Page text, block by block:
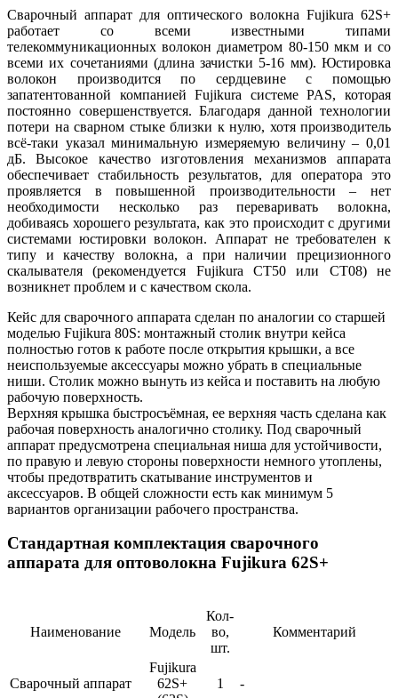
Сварочный аппарат для оптического волокна Fujikura 62S+
работает со всеми известными типами
телекоммуникационных волокон диаметром 80-150 мкм и со
всеми их сочетаниями (длина зачистки 5-16 мм). Юстировка
волокон производится по сердцевине с помощью
запатентованной компанией Fujikura системе PAS, которая
постоянно совершенствуется. Благодаря данной технологии
потери на сварном стыке близки к нулю, хотя производитель
всё-таки указал минимальную измеряемую величину – 0,01
дБ. Высокое качество изготовления механизмов аппарата
обеспечивает стабильность результатов, для оператора это
проявляется в повышенной производительности – нет
необходимости несколько раз переваривать волокна,
добиваясь хорошего результата, как это происходит с другими
системами юстировки волокон. Аппарат не требователен к
типу и качеству волокна, а при наличии прецизионного
скалывателя (рекомендуется Fujikura CT50 или CT08) не
возникнет проблем и с качеством скола.
Кейс для сварочного аппарата сделан по аналогии со старшей
моделью Fujikura 80S: монтажный столик внутри кейса
полностью готов к работе после открытия крышки, а все
неиспользуемые аксессуары можно убрать в специальные
ниши. Столик можно вынуть из кейса и поставить на любую
рабочую поверхность.
Верхняя крышка быстросъёмная, ее верхняя часть сделана как
рабочая поверхность аналогично столику. Под сварочный
аппарат предусмотрена специальная ниша для устойчивости,
по правую и левую стороны поверхности немного утоплены,
чтобы предотвратить скатывание инструментов и
аксессуаров. В общей сложности есть как минимум 5
вариантов организации рабочего пространства.
Стандартная комплектация сварочного
аппарата для оптоволокна Fujikura 62S+
Наименование Модель
Кол-
во,
шт.
Комментарий
Сварочный аппарат
Fujikura
62S+
1 -